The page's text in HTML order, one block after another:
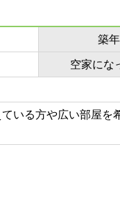
築
空家にな
いる方や広い部屋を